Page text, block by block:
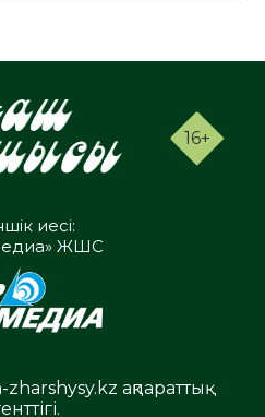
16+
иесі:
ЖШС
ақпараттық